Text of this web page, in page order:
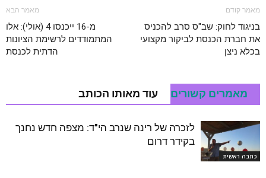
מאמר קודם
בניגוד לחוק: שב"ס סרב להכניס
את חברת הכנסת לביקור מקצועי
בכלא ניצן
מאמר הבא
מ-16 ייכנסו 4 (אולי): אלו
המתמודדים לרשימת הציונות
הדתית לכנסת
מאמרים קשורים עוד מאותו הכותב
כתבה ראשית
לזכרה של רינה שנרב הי"ד: מצפה חדש נחנך
בקידר דרום